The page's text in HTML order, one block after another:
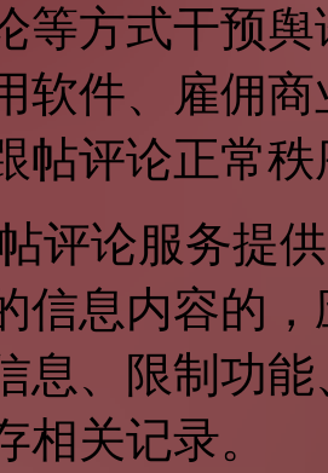
等方式干预
软件、雇佣
帖评论正常
评论服务提
信息内容的
息、限制功
相关记录。